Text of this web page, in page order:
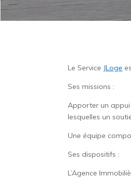
Le Service JLoge
Ses missions :
Apporter un appui
lesquelles un
Une équipe
Ses dispositifs :
L’Agence